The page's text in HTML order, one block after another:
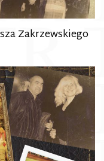
Zakrzewskiego